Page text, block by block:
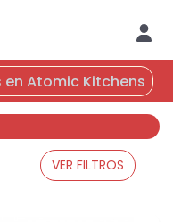
VER FILTROS